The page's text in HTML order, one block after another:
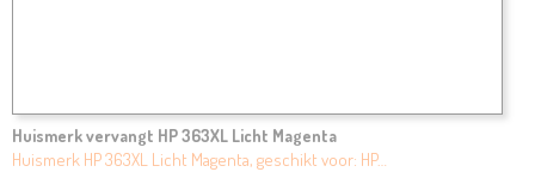
Huismerk vervangt HP 363XL Licht Magenta
Huismerk HP 363XL Licht Magenta, geschikt voor: HP…